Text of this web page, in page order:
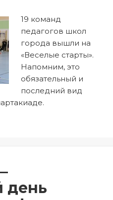
19 команд
педагогов школ
города вышли на
«Веселые старты».
Напомним, это
обязательный и
последний вид
ваши выходные? У
день